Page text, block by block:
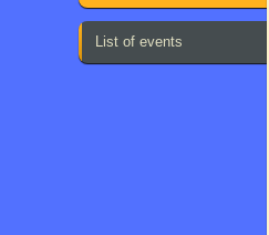
List of events